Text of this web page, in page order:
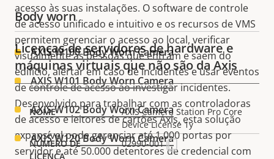
acesso às suas instalações. O software de controle
de acesso unificado e intuitivo e os recursos de VMS
permitem gerenciar o acesso ao local, verificar
visualmente as pessoas que entram e saem do
edifício, alertar em caso de incidentes e usar eventos
de controle de acesso ao investigar incidentes.
Desenvolvido para trabalhar com as controladoras
de acesso e leitores de cartões Axis, esta solução
expansível pode gerenciar até 1.000 portas por
servidor e até 50.000 detentores de credencial com
Body worn
AXIS W100 Body Worn Camera
AXIS W101 Body Worn Camera
AXIS W102 Body Worn Camera
AXIS W120 Body Worn Camera
Licenças de servidores de hardware e
máquinas virtuais que não são da Axis
AXIS Camera Station Pro Core
Device License 1y
02990-001